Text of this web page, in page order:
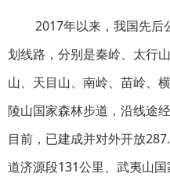
2017年以来，我国先后
划线路，分别是秦岭、太行
山、天目山、南岭、苗岭、
陵山国家森林步道，沿线途
目前，已建成并对外开放
道济源段131公里、武夷山